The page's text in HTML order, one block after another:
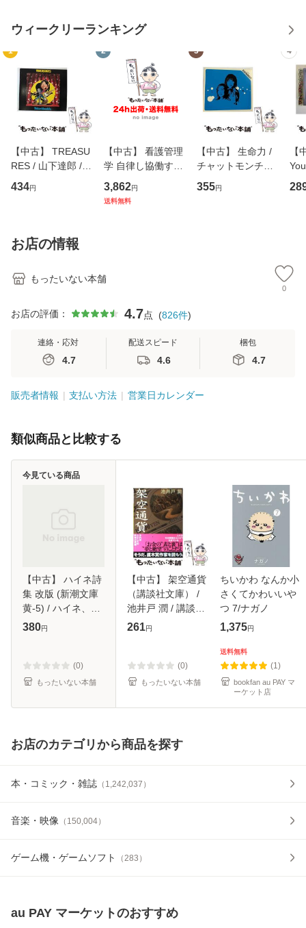
ウィークリーランキング
1
【中古】 TREASU
RES / 山下達郎 /
イーストウエス
ト・ジャパン [CD]
434円
2
【中古】 看護管理
学 自律し協働する
専門職の看護マネ
ジメントスキル 改
3,862円
送料無料
3
【中古】 生命力 /
チャットモンチー /
キューンレコード
[CD]【メール便送
355円
4
【
のが
お店の情報
もったいない本舗
0
お店の評価： 4.7点 (826件)
連絡・応対
4.7
配送スピード
4.6
梱包
4.7
販売者情報 支払い方法 営業日カレンダー
類似商品と比較する
【中古】 ハイネ詩
集 改版 (新潮文庫
黄-5) / ハイネ、片
山敏彦 / 新潮社 [文
380円
(0)
もったいない本舗
今見ている商品
【中古】 架空通貨
（講談社文庫） /
池井戸 潤 / 講談社
[文庫]【メール便送
261円
(0)
もったいない本舗
ちいかわ なんか小
さくてかわいいや
つ 7/ナガノ
1,375円
送料無料
(1)
bookfan au PAY マ
ーケット店
お店のカテゴリから商品を探す
本・コミック・雑誌 （ 1,242,037 ）
音楽・映像 （ 150,004）
ゲーム機・ゲームソフト （283 ）
au PAY マーケットのおすすめ